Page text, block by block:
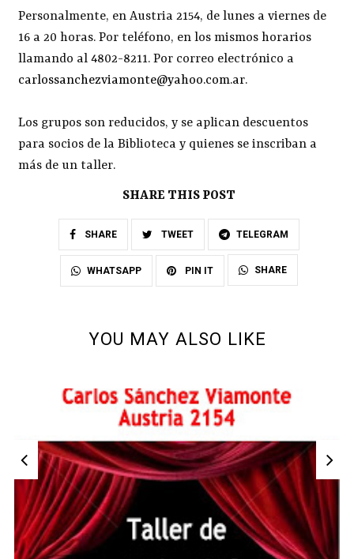
Personalmente, en Austria 2154, de lunes a viernes de
16 a 20 horas. Por teléfono, en los mismos horarios
llamando al 4802-8211. Por correo electrónico a
carlossanchezviamonte@yahoo.com.ar.
Los grupos son reducidos, y se aplican descuentos
para socios de la Biblioteca y quienes se inscriban a
más de un taller.
SHARE THIS POST
SHARE TWEET TELEGRAM
WHATSAPP PIN IT SHARE
YOU MAY ALSO LIKE